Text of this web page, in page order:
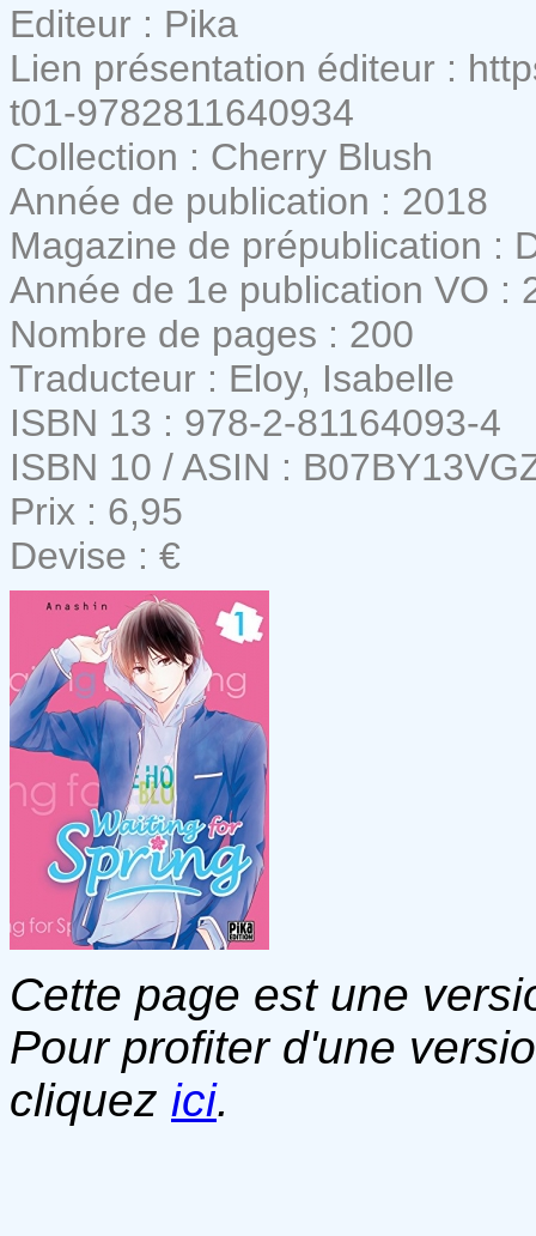
Editeur : Pika
Lien présentation éditeur :
t01-9782811640934
Collection : Cherry Blush
Année de publication : 2018
Magazine de prépublication :
Année de 1e publication VO :
Nombre de pages : 200
Traducteur : Eloy, Isabelle
ISBN 13 : 978-2-81164093-4
ISBN 10 / ASIN :
Prix : 6,95
Devise : €
Cette page est une
Pour profiter d'une
cliquez ici.